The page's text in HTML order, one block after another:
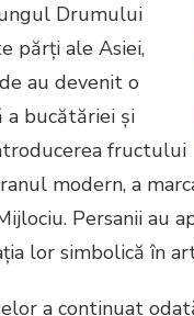
Drumului
părți ale Asiei,
au devenit o
bucătăriei și
fructului
modern, a
Persanii au
lor simbolică în
a continuat